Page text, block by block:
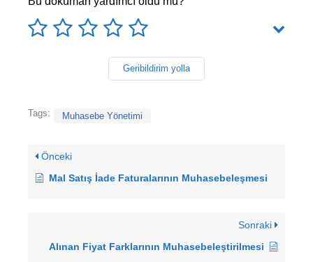
Geribildirim yolla
Tags: Muhasebe Yönetimi
Önceki
Mal Satış İade Faturalarının Muhasebeleşmesi
Sonraki
Alınan Fiyat Farklarının Muhasebeleştirilmesi